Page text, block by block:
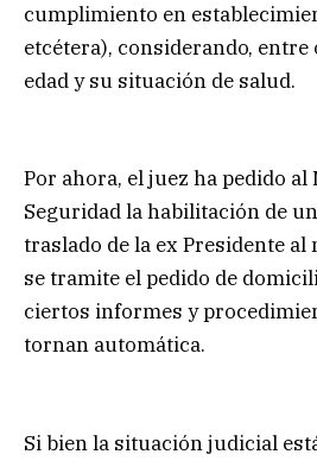
cumplimiento en
etcétera), considerando,
edad y su situación de salud.
Por ahora, el juez ha pedido
Seguridad la habilitación de
traslado de la ex Presidente al
se tramite el pedido de
ciertos informes y
tornan automática.
Si bien la situación judicial